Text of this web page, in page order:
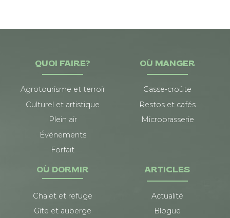
QUOI FAIRE?
Agrotourisme et terroir
Culturel et artistique
Plein air
Événements
Forfait
OÙ MANGER
Casse-croûte
Restos et cafés
Microbrasserie
OÙ DORMIR
Chalet et refuge
Gîte et auberge
ARTICLES
Actualité
Blogue